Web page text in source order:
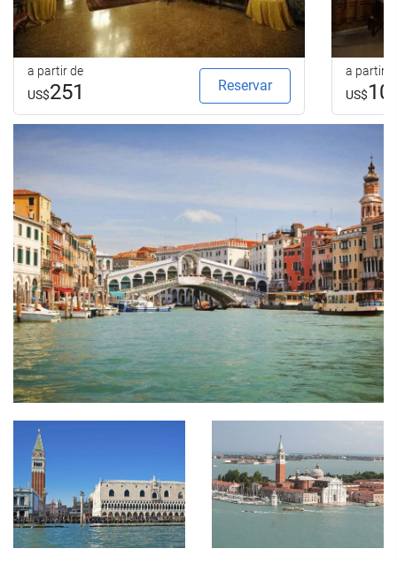
a partir de
US$251 Reservar
a partir
US$